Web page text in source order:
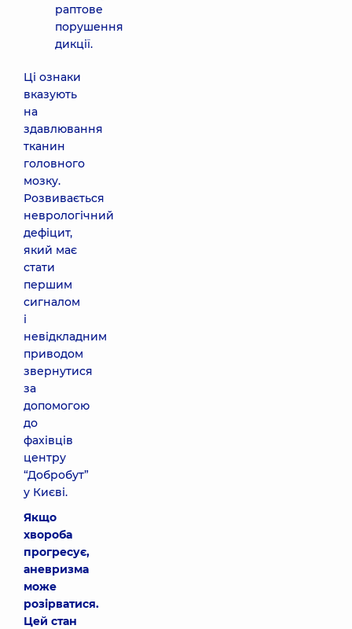
раптове
порушення
дикції.
Ці ознаки
вказують
на
здавлювання
тканин
головного
мозку.
Розвивається
неврологічний
дефіцит,
який має
стати
першим
сигналом
і
невідкладним
приводом
звернутися
за
допомогою
до
фахівців
центру
“Добробут”
у Києві.
Якщо
хвороба
прогресує,
аневризма
може
розірватися.
Цей стан